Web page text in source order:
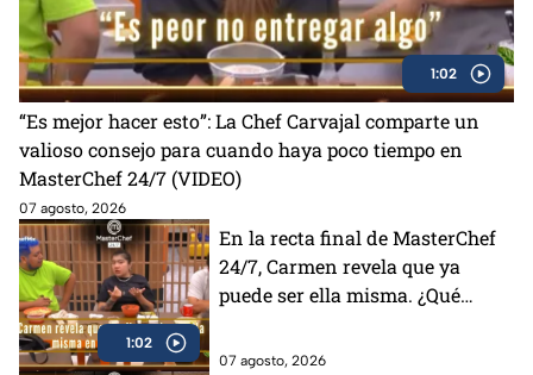
1:02
“Es mejor hacer esto”: La Chef Carvajal comparte un
valioso consejo para cuando haya poco tiempo en
MasterChef 24/7 (VIDEO)
07 agosto, 2026
1:02
En la recta final de MasterChef
24/7, Carmen revela que ya
puede ser ella misma. ¿Qué
07 agosto, 2026